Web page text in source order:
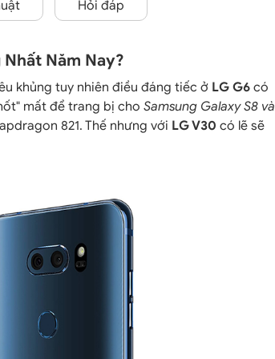
Hỏi đáp
Năm Nay?
khủng tuy nhiên điều đáng tiếc ở LG G6 có
mất để trang bị cho Samsung Galaxy S8 và
821. Thế nhưng với LG V30 có lẽ sẽ